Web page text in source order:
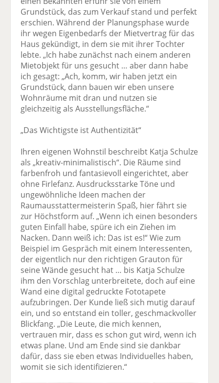
Grundstück, das zum Verkauf stand und perfekt
erschien. Während der Planungsphase wurde
ihr wegen Eigenbedarfs der Mietvertrag für das
Haus gekündigt, in dem sie mit ihrer Tochter
lebte. „Ich habe zunächst nach einem anderen
Mietobjekt für uns gesucht … aber dann habe
ich gesagt: „Ach, komm, wir haben jetzt ein
Grundstück, dann bauen wir eben unsere
Wohnräume mit dran und nutzen sie
gleichzeitig als Ausstellungsfläche.“
„Das Wichtigste ist Authentizität“
Ihren eigenen Wohnstil beschreibt Katja Schulze
als „kreativ-minimalistisch“. Die Räume sind
farbenfroh und fantasievoll eingerichtet, aber
ohne Firlefanz. Ausdrucksstarke Töne und
ungewöhnliche Ideen machen der
Raumausstattermeisterin Spaß, hier fährt sie
zur Höchstform auf. „Wenn ich einen besonders
guten Einfall habe, spüre ich ein Ziehen im
Nacken. Dann weiß ich: Das ist es!“ Wie zum
Beispiel im Gespräch mit einem Interessenten,
der eigentlich nur den richtigen Grauton für
seine Wände gesucht hat … bis Katja Schulze
ihm den Vorschlag unterbreitete, doch auf eine
Wand eine digital gedruckte Fototapete
aufzubringen. Der Kunde ließ sich mutig darauf
ein, und so entstand ein toller, geschmackvoller
Blickfang. „Die Leute, die mich kennen,
vertrauen mir, dass es schon gut wird, wenn ich
etwas plane. Und am Ende sind sie dankbar
dafür, dass sie eben etwas Individuelles haben,
womit sie sich identifizieren.“